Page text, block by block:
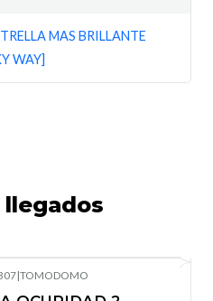
MAS BRILLANTE
WAY]
llegados
|TOMODOMO